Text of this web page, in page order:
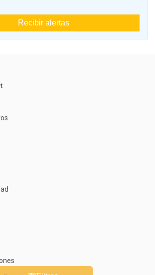
Recibir alertas